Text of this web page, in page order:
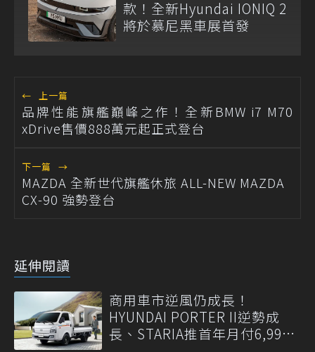
款！全新Hyundai IONIQ 2
將於慕尼黑車展首發
← 上一篇
品牌性能旗艦巔峰之作！全新BMW i7 M70
xDrive售價888萬元起正式登台
下一篇 →
MAZDA 全新世代旗艦休旅 ALL-NEW MAZDA
CX-90 強勢登台
延伸閱讀
商用車市逆風仍成長！
HYUNDAI PORTER II逆勢成
長、STARIA推首年月付6,999